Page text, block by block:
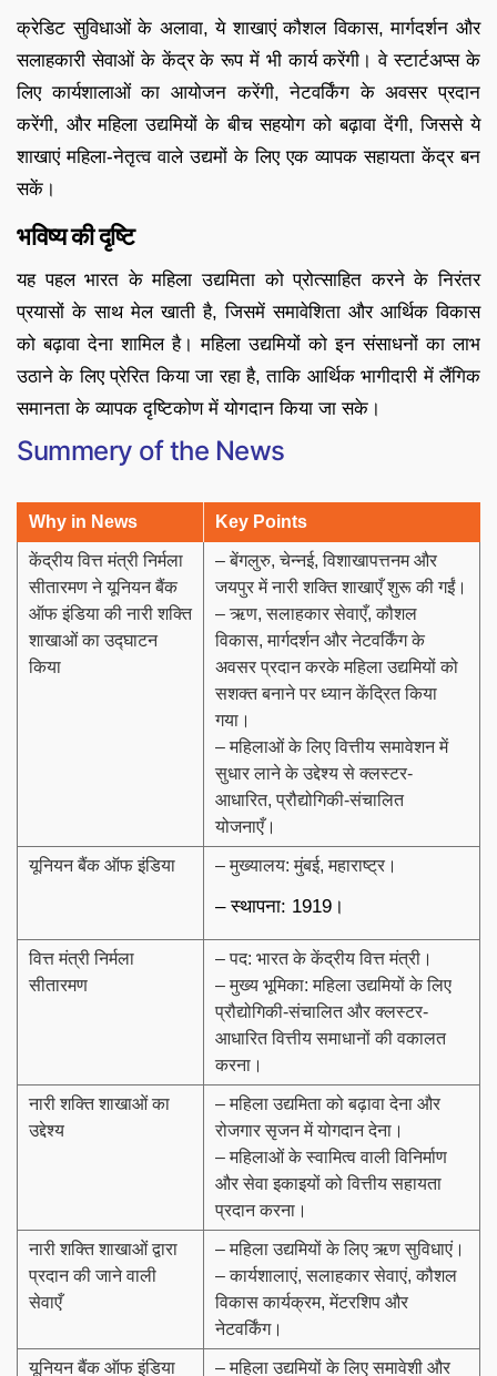
क्रेडिट सुविधाओं के अलावा, ये शाखाएं कौशल विकास, मार्गदर्शन और
सलाहकारी सेवाओं के केंद्र के रूप में भी कार्य करेंगी। वे स्टार्टअप्स के
लिए कार्यशालाओं का आयोजन करेंगी, नेटवर्किंग के अवसर प्रदान
करेंगी, और महिला उद्यमियों के बीच सहयोग को बढ़ावा देंगी, जिससे ये
शाखाएं महिला-नेतृत्व वाले उद्यमों के लिए एक व्यापक सहायता केंद्र बन
सकें।
भविष्य की दृष्टि
यह पहल भारत के महिला उद्यमिता को प्रोत्साहित करने के निरंतर
प्रयासों के साथ मेल खाती है, जिसमें समावेशिता और आर्थिक विकास
को बढ़ावा देना शामिल है। महिला उद्यमियों को इन संसाधनों का लाभ
उठाने के लिए प्रेरित किया जा रहा है, ताकि आर्थिक भागीदारी में लैंगिक
समानता के व्यापक दृष्टिकोण में योगदान किया जा सके।
Summery of the News
Why in News Key Points
केंद्रीय वित्त मंत्री निर्मला
सीतारमण ने यूनियन बैंक
ऑफ इंडिया की नारी शक्ति
शाखाओं का उद्घाटन
किया
– बेंगलुरु, चेन्नई, विशाखापत्तनम और
जयपुर में नारी शक्ति शाखाएँ शुरू की गईं।
– ऋण, सलाहकार सेवाएँ, कौशल
विकास, मार्गदर्शन और नेटवर्किंग के
अवसर प्रदान करके महिला उद्यमियों को
सशक्त बनाने पर ध्यान केंद्रित किया
गया।
– महिलाओं के लिए वित्तीय समावेशन में
सुधार लाने के उद्देश्य से क्लस्टर-
आधारित, प्रौद्योगिकी-संचालित
योजनाएँ।
यूनियन बैंक ऑफ इंडिया – मुख्यालय: मुंबई, महाराष्ट्र।
– स्थापना: 1919।
वित्त मंत्री निर्मला
सीतारमण
– पद: भारत के केंद्रीय वित्त मंत्री।
– मुख्य भूमिका: महिला उद्यमियों के लिए
प्रौद्योगिकी-संचालित और क्लस्टर-
आधारित वित्तीय समाधानों की वकालत
करना।
नारी शक्ति शाखाओं का
उद्देश्य
– महिला उद्यमिता को बढ़ावा देना और
रोजगार सृजन में योगदान देना।
– महिलाओं के स्वामित्व वाली विनिर्माण
और सेवा इकाइयों को वित्तीय सहायता
प्रदान करना।
नारी शक्ति शाखाओं द्वारा
प्रदान की जाने वाली
सेवाएँ
– महिला उद्यमियों के लिए ऋण सुविधाएं।
– कार्यशालाएं, सलाहकार सेवाएं, कौशल
विकास कार्यक्रम, मेंटरशिप और
नेटवर्किंग।
यूनियन बैंक ऑफ इंडिया – महिला उद्यमियों के लिए समावेशी और